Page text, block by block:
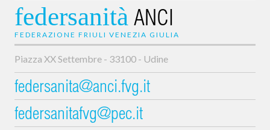
federsanità ANCI
FEDERAZIONE FRIULI VENEZIA GIULIA
Piazza XX Settembre - 33100 - Udine
federsanita@anci.fvg.it
federsanitafvg@pec.it